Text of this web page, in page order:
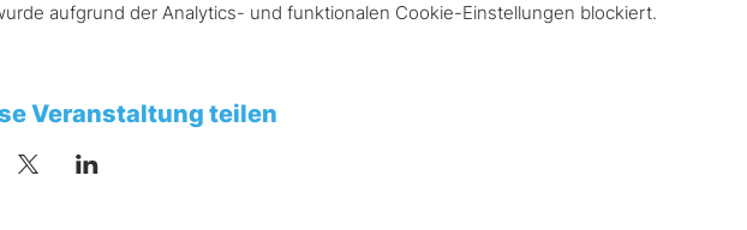
aufgrund der Analytics- und funktionalen Cookie-Einstellungen blockiert.
Veranstaltung teilen